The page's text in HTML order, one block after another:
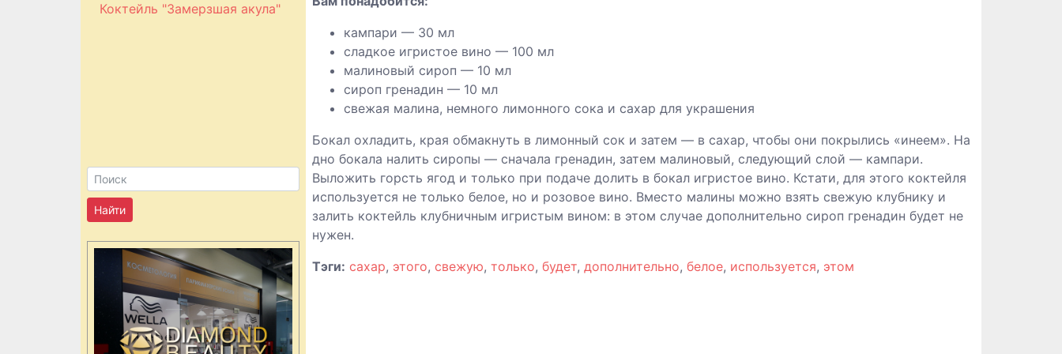
Коктейль "Замерзшая акула"
кампари — 30 мл
сладкое игристое вино — 100 мл
малиновый сироп — 10 мл
сироп гренадин — 10 мл
свежая малина, немного лимонного сока и сахар для украшения
Бокал охладить, края обмакнуть в лимонный сок и затем — в сахар, чтобы они покрылись «инеем». На
дно бокала налить сиропы — сначала гренадин, затем малиновый, следующий слой — кампари.
Выложить горсть ягод и только при подаче долить в бокал игристое вино. Кстати, для этого коктейля
используется не только белое, но и розовое вино. Вместо малины можно взять свежую клубнику и
залить коктейль клубничным игристым вином: в этом случае дополнительно сироп гренадин будет не
нужен.
Тэги: сахар, этого, свежую, только, будет, дополнительно, белое, используется, этом